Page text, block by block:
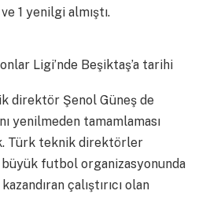
1 yenilgi almıştı.
Ligi’nde Beşiktaş’a tarihi
direktör Şenol Güneş de
yenilmeden tamamlaması
Türk teknik direktörler
büyük futbol organizasyonunda
çalıştırıcı olan